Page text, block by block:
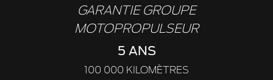
GARANTIE GROUPE
MOTOPROPULSEUR
5 ANS
100 000 KILOMÈTRES